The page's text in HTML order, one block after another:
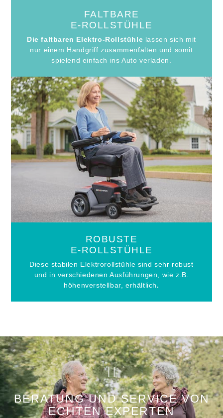
FALTBARE
E-ROLLSTÜHLE
Die faltbaren Elektro-Rollstühle lassen sich mit
nur einem Handgriff zusammenfalten und somit
spielend einfach ins Auto verladen.
ROBUSTE
E-ROLLSTÜHLE
Diese stabilen Elektrorollstühle sind sehr robust
und in verschiedenen Ausführungen, wie z.B.
höhenverstellbar, erhältlich.
BERATUNG UND SERVICE VON
ECHTEN EXPERTEN